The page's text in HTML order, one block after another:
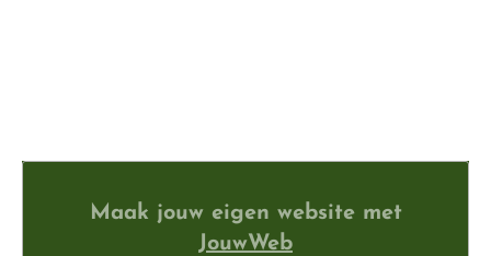
Maak jouw eigen website met
JouwWeb